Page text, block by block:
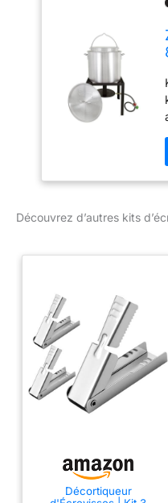
Découvrez d’autres kits
Décortiqueur